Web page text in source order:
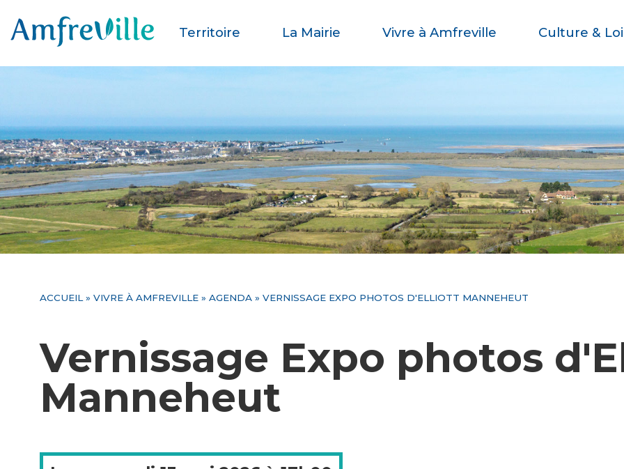
Territoire La Mairie Vivre à Amfreville Culture &
ACCUEIL» VIVRE À AMFREVILLE» AGENDA» VERNISSAGE EXPO PHOTOS D'ELLIOTT MANNEHEUT
Vernissage Expo photos
Manneheut